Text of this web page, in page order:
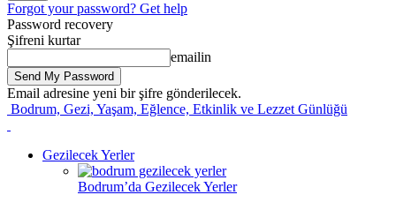
Forgot your password? Get help
Password recovery
Şifreni kurtar
emailin
Email adresine yeni bir şifre gönderilecek.
Bodrum, Gezi, Yaşam, Eğlence, Etkinlik ve Lezzet Günlüğü
Gezilecek Yerler
Bodrum’da Gezilecek Yerler